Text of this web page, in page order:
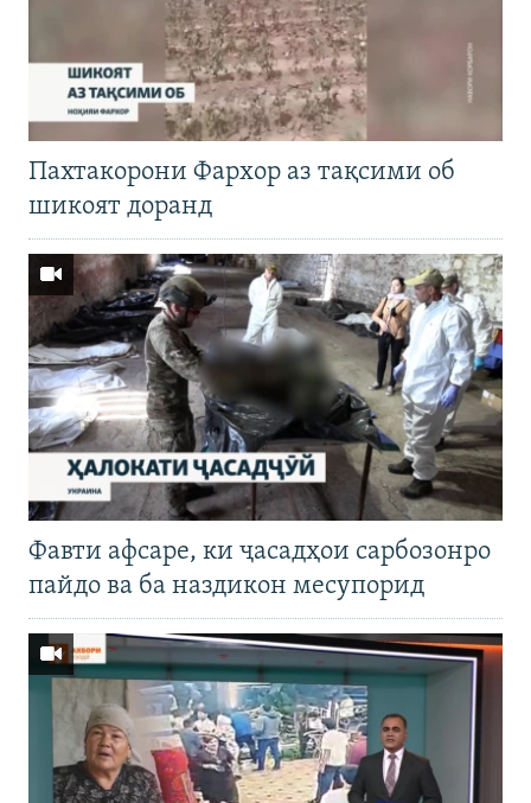
Пахтакорони Фархор аз тақсими об
шикоят доранд
Фавти афсаре, ки ҷасадҳои сарбозонро
пайдо ва ба наздикон месупорид